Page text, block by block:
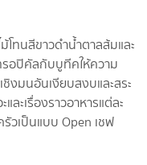
โทนสีขาวดำน้ำตาลส้มและ
อปิคัลกับบูทีคให้ความ
งมนอันเงียบสงบและสระ
ะเรื่องราวอาหารแต่ละ
รัวเป็นแบบ Open เชฟ